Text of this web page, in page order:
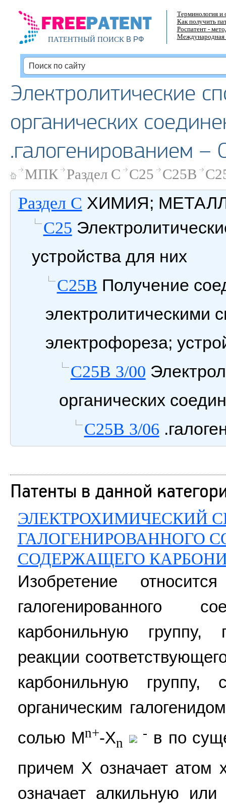
ПАТЕНТНЫЙ ПОИСКВ РФ
Терминология и
Как получить
Роспатент -
Международная
Электролитические
органических
.галогенированием –
МПК Раздел C C25 C25B
Раздел C ХИМИЯ;
C25
устройства для них
C25B Получение
электролитическими
электрофореза;
C25B 3/00
органических
C25B 3/06
Патенты в данной
ЭЛЕКТРОХИМИЧЕСКИЙ
ГАЛОГЕНИРОВАННОГО
СОДЕРЖАЩЕГО
Изобретение
галогенированного
карбонильную группу,
реакции
карбонильную группу,
органическим
солью Мn+-Хn
- в по
причем X означает
означает алкильную или